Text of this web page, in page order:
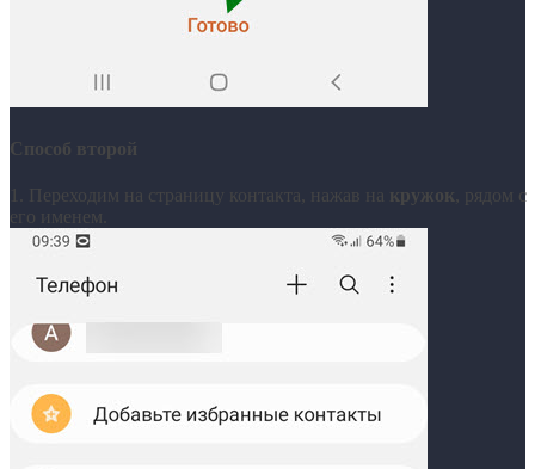
Способ второй
1. Переходим на страницу контакта, нажав на кружок , рядом с
его именем.